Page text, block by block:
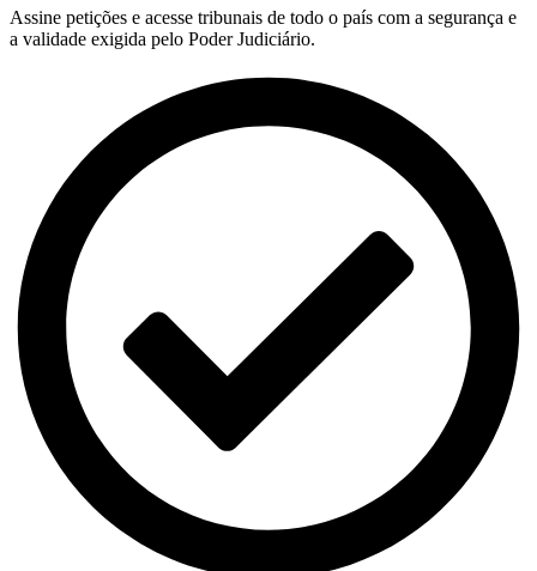
Assine petições e acesse tribunais de todo o país com a segurança e
a validade exigida pelo Poder Judiciário.